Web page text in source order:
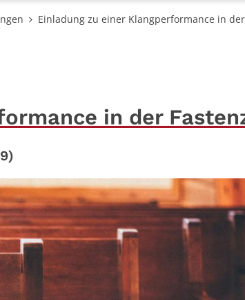
Einladung zu einer Klangperformance in
in der